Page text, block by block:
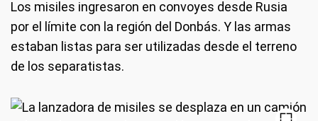
Los misiles ingresaron en convoyes desde Rusia
por el límite con la región del Donbás. Y las armas
estaban listas para ser utilizadas desde el terreno
de los separatistas.